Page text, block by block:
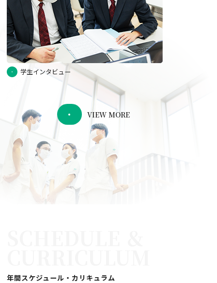
VIEW MORE
学生インタビュー
年間スケジュール・カリキュラム